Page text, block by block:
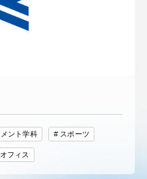
ント学科 スポーツ
フィス